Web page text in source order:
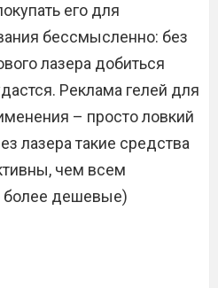
его для
бессмысленно: без
лазера добиться
Реклама гелей для
– просто ловкий
лазера такие средства
чем всем
более дешевые)